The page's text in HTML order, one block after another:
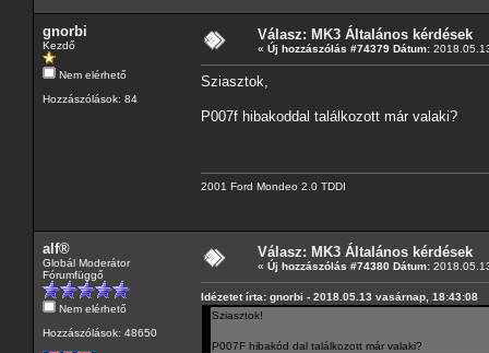
gnorbi
Kezdő
Nem elérhető
Hozzászólások: 84
Válasz: MK3 Általános kérdések
« Új hozzászólás #74379 Dátum:
Sziasztok,
P007f hibakoddal találkozott már valaki?
2001 Ford Mondeo 2.0 TDDI
alf®
Globál Moderátor
Fórumfüggő
Nem elérhető
Hozzászólások: 48650
Válasz: MK3 Általános kérdések
« Új hozzászólás #74380 Dátum:
Idézetet írta: gnorbi - 2018.05.13 vasárnap, 18:43:08
Sziasztok!
P007F hibakód dal találkozott már valaki?